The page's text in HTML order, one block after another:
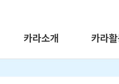
카라소개 카라